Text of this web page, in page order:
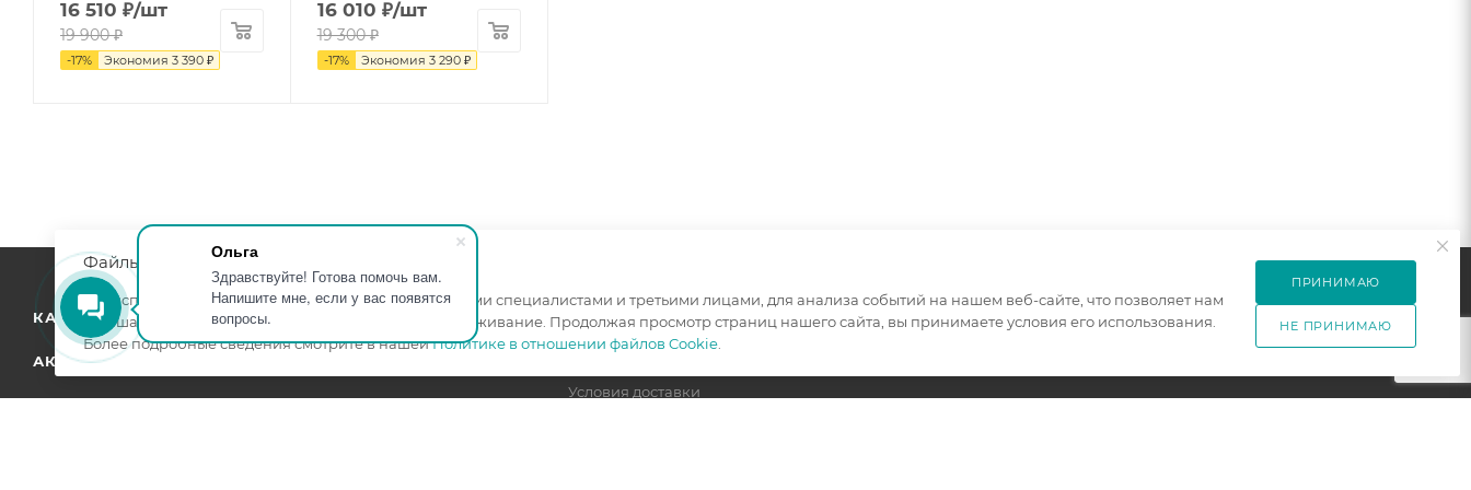
Ольга
Здравствуйте! Готова помочь вам.
Напишите мне, если у вас появятся
вопросы.
16 510 ₽/шт
19 900₽
-17% Экономия 3 390 ₽
16 010 ₽/шт
19 300₽
-17% Экономия 3 290₽
КАТАЛОГ
АКЦИИ
ИНФОРМАЦИЯ
Условия доставки
ПОМОЩЬ
Файлы cookie
Мы используем файлы cookie, разработанные нашими специалистами и третьими лицами, для анализа событий на нашем веб-сайте, что позволяет нам
улучшать взаимодействие с пользователями и обслуживание. Продолжая просмотр страниц нашего сайта, вы принимаете условия его использования.
Более подробные сведения смотрите в нашейПолитике в отношении файлов Cookie
ПРИНИМАЮ
НЕ ПРИНИМАЮ